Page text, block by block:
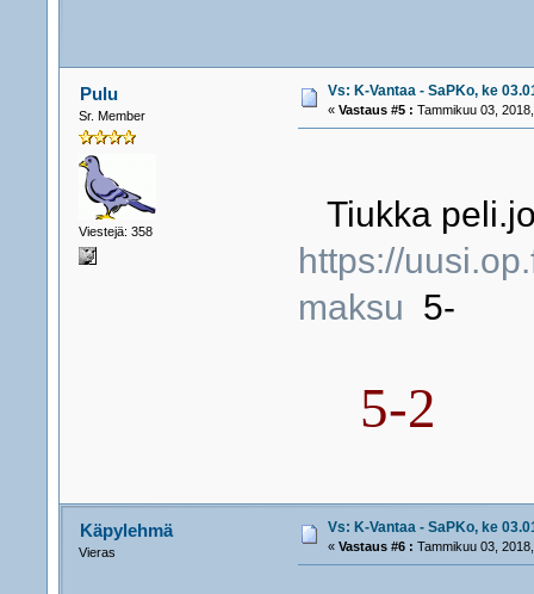
Pulu
Sr. Member
Viestejä: 358
Vs: K-Vantaa - SaPKo, ke
«Vastaus #5 : Tammikuu 03,
Tiukka
https://
maksu 5-
5-2
Käpylehmä
Vieras
Vs: K-Vantaa - SaPKo, ke
«Vastaus #6 : Tammikuu 03,